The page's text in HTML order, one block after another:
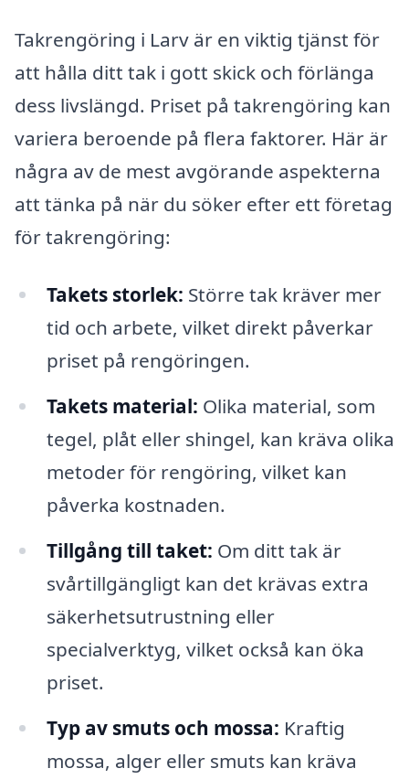
Takrengöring i Larv är en viktig tjänst för
att hålla ditt tak i gott skick och förlänga
dess livslängd. Priset på takrengöring kan
variera beroende på flera faktorer. Här är
några av de mest avgörande aspekterna
att tänka på när du söker efter ett företag
för takrengöring:
Takets storlek: Större tak kräver mer
tid och arbete, vilket direkt påverkar
priset på rengöringen.
Takets material: Olika material, som
tegel, plåt eller shingel, kan kräva olika
metoder för rengöring, vilket kan
påverka kostnaden.
Tillgång till taket: Om ditt tak är
svårtillgängligt kan det krävas extra
säkerhetsutrustning eller
specialverktyg, vilket också kan öka
priset.
Typ av smuts och mossa: Kraftig
mossa, alger eller smuts kan kräva